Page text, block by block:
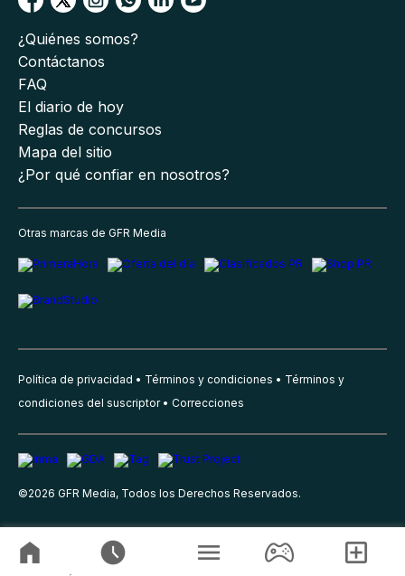
¿Quiénes somos?
Contáctanos
FAQ
El diario de hoy
Reglas de concursos
Mapa del sitio
¿Por qué confiar en nosotros?
Otras marcas de GFR Media
Política de privacidad Términos y condiciones
Términos y
condiciones del suscriptor
Correcciones
©2026 GFR Media, Todos los Derechos Reservados.